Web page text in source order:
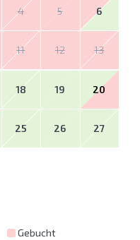
4 5 6
11 12 13
18 19 20
25 26 27
Gebucht